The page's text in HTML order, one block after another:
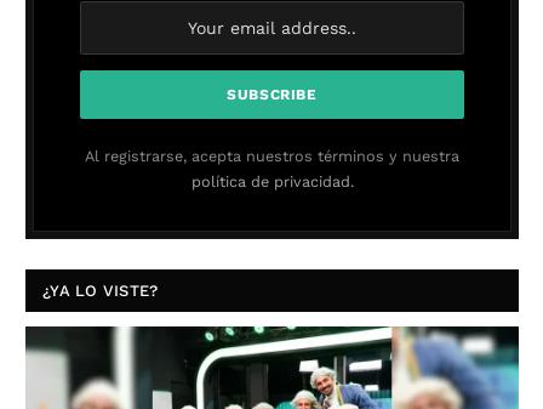
Al registrarse, acepta nuestros términos y nuestra
política de privacidad.
¿YA LO VISTE?